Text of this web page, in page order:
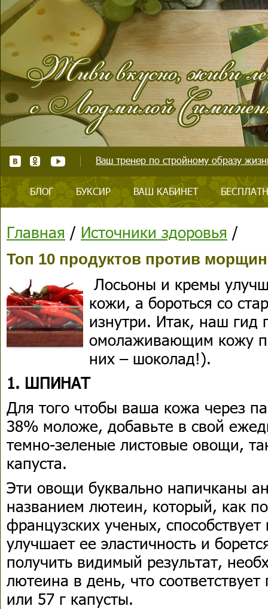
Ваш тренер по стройному образу
БЛОГ БУКСИР ВАШ КАБИНЕТ
Главная / Источники здоровья /
Топ 10 продуктов против морщин
Лосьоны и кремы
кожи, а бороться со
изнутри. Итак, наш гид
омолаживающим кожу
них – шоколад!).
1. ШПИНАТ
Для того чтобы ваша кожа через
38% моложе, добавьте в свой
темно-зеленые листовые овощи,
капуста.
Эти овощи буквально напичканы
названием лютеин, который, как
французских ученых,
улучшает ее эластичность и
получить видимый результат,
лютеина в день, что
или 57 г капусты.